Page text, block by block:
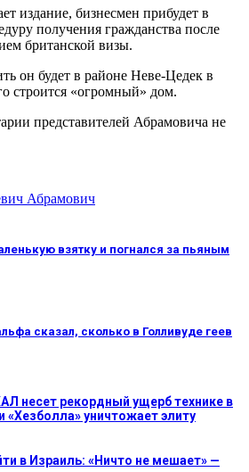
издание, бизнесмен прибудет в
получения гражданства после
британской визы.
он будет в районе Неве-Цедек в
строится «огромный» дом.
представителей Абрамовича не
Абрамович
взятку и погнался за пьяным
сказал, сколько в Голливуде геев
несет рекордный ущерб технике в
«Хезболла» уничтожает элиту
в Израиль: «Ничто не мешает» —